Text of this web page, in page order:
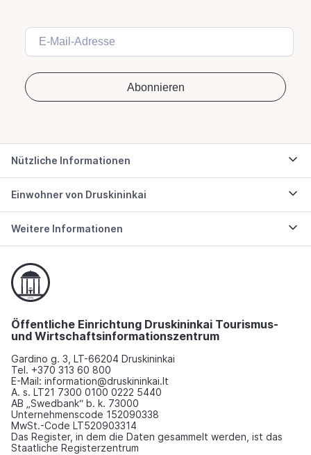
Nützliche Informationen
Einwohner von Druskininkai
Weitere Informationen
Öffentliche Einrichtung Druskininkai Tourismus-
und Wirtschaftsinformationszentrum
Gardino g. 3, LT-66204 Druskininkai
Tel. +370 313 60 800
E-Mail: information@druskininkai.lt
A. s. LT21 7300 0100 0222 5440
AB „Swedbank“ b. k. 73000
Unternehmenscode 152090338
MwSt.-Code LT520903314
Das Register, in dem die Daten gesammelt werden, ist das
Staatliche Registerzentrum